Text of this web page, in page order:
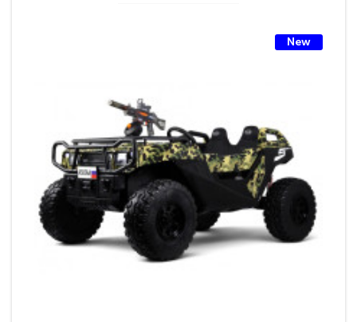
New